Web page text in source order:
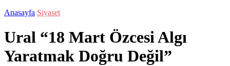
Anasayfa Siyaset
Ural “18 Mart Özcesi Algı
Yaratmak Doğru Değil”